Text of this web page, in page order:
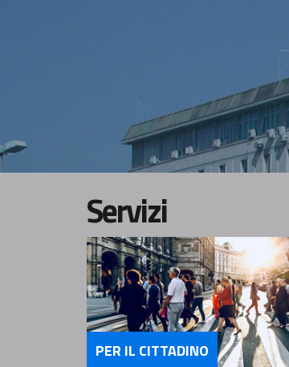
Servizi
PER IL CITTADINO